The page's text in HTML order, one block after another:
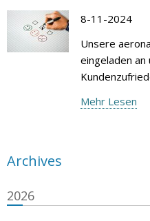
8-11-2024
Unsere
eingeladen an
Mehr Lesen
Archives
2026